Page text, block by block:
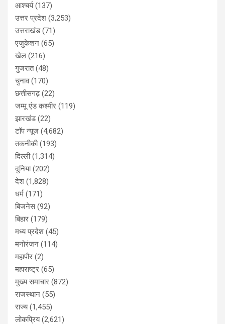
आश्चर्य(137)
उत्तर प्रदेश (3,253)
उत्तराखंड(71)
एजुकेशन (65)
खेल (216)
गुजरात(48)
चुनाव(170)
छत्तीसगढ़(22)
जम्मू एंड कश्मीर (119)
झारखंड(22)
टॉप न्यूज (4,682)
तकनीकी(193)
दिल्ली(1,314)
दुनिया(202)
देश (1,828)
धर्म (171)
बिजनेस(92)
बिहार (179)
मध्य प्रदेश (45)
मनोरंजन (114)
महापौर (2)
महाराष्ट्र (65)
मुख्य समाचार (872)
राजस्थान (55)
राज्य(1,455)
लोकप्रिय(2,621)